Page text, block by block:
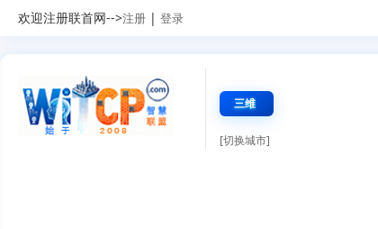
欢迎注册联首网-->注册 | 登录
三维
[切换城市]